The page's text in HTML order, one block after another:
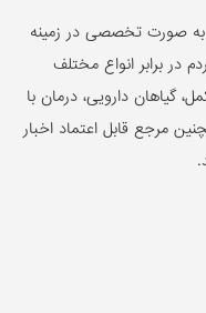
صورت تخصصی در زمینه
برابر انواع مختلف
گیاهان دارویی، درمان با
مرجع قابل اعتماد اخبار